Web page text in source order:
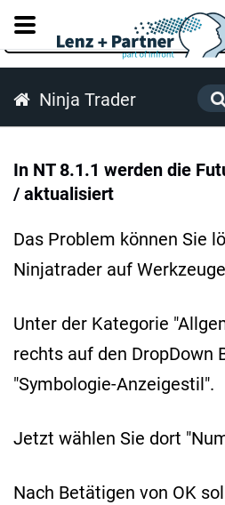
Ninja Trader
In NT 8.1.1 werden die
/ aktualisiert
Das Problem können Sie
Ninjatrader auf
Unter der Kategorie
rechts auf den DropDown
"Symbologie-Anzeigestil".
Jetzt wählen Sie dort
Nach Betätigen von OK